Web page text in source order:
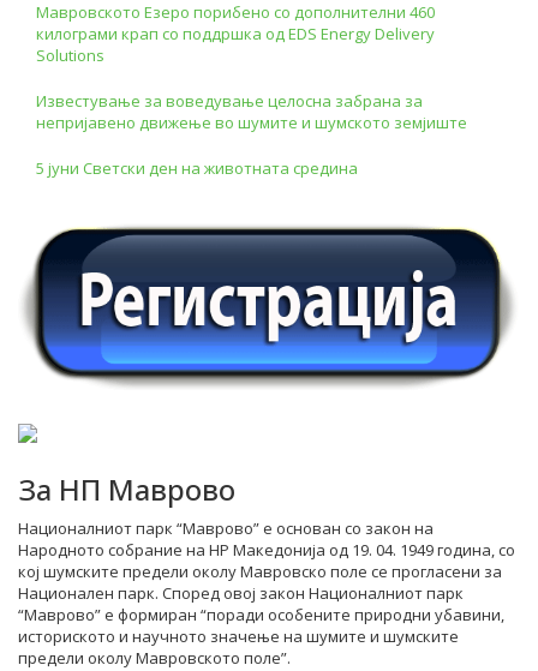
Мавровското Езеро порибено со дополнителни 460
килограми крап со поддршка од EDS Energy Delivery
Solutions
Известување за воведување целосна забрана за
непријавено движење во шумите и шумското земјиште
5 јуни Светски ден на животната средина
За НП Маврово
Националниот парк “Маврово” е основан со закон на
Народното собрание на НР Македонија од 19. 04. 1949 година, со
кој шумските предели околу Мавровско поле се прогласени за
Национален парк. Според овој закон Националниот парк
“Маврово” е формиран “поради особените природни убавини,
историското и научното значење на шумите и шумските
предели околу Мавровското поле”.